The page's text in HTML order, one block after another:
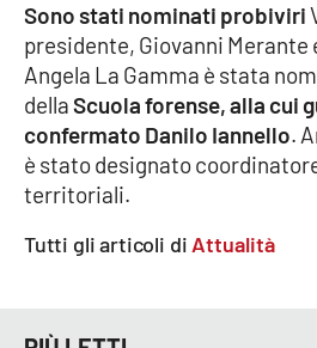
Crotone
Vibo Valentia
Reggio Calabria
Cosenza
Lamezia Terme
Tutti gli articoli di Attualità
Sono stati nominati probiviri
presidente, Giovanni Merante
Angela La Gamma è stata
dellaScuola forense, alla cui
confermato Danilo Iannello.
è stato designato
territoriali.